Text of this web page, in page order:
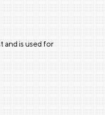
and is used for